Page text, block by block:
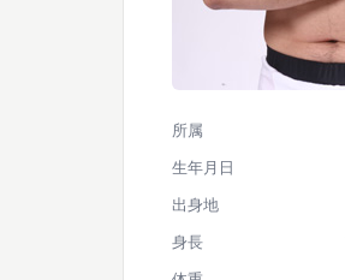
所属
生年月日
出身地
身長